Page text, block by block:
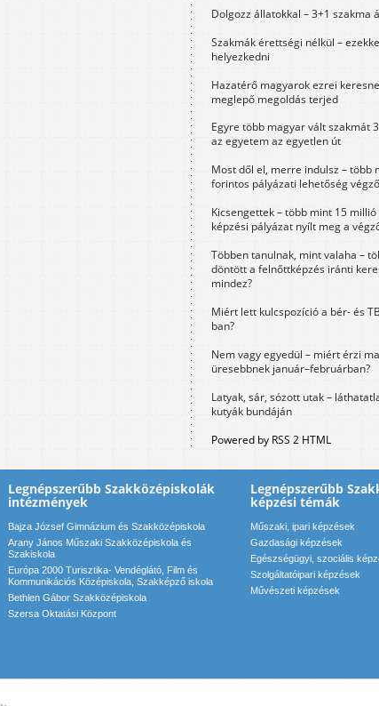
Dolgozz állatokkal – 3+1 szakma
Szakmák érettségi nélkül –
helyezkedni
Hazatérő magyarok ezrei
meglepő megoldás terjed
Egyre több magyar vált szakmát
az egyetem az egyetlen út
Most dől el, merre indulsz – több
forintos pályázati lehetőség
Kicsengettek – több mint 15
képzési pályázat nyílt meg a
Többen tanulnak, mint valaha –
döntött a felnőttképzés iránti
mindez?
Miért lett kulcspozíció a bér- és
ban?
Nem vagy egyedül – miért érzi
üresebbnek január–februárban?
Latyak, sár, sózott utak –
kutyák bundáján
Powered by RSS 2 HTML
Legnépszerűbb Szakközépiskolák
intézmények
Bajza József Gimnázium és Szakközépiskola
Arany János Műszaki Szakközépiskola és
Szakiskola
Európa 2000 Turisztika- Vendéglátó, Film és
Kommunikációs Középiskola, Szakképző iskola
Bethlen Gábor Szakközépiskola
Szersa Oktatási Központ
Legnépszerűbb
képzési témák
Műszaki, ipari képzések
Gazdasági képzések
Egészségügyi, szociális
Szolgáltatóipari képzések
Művészeti képzések